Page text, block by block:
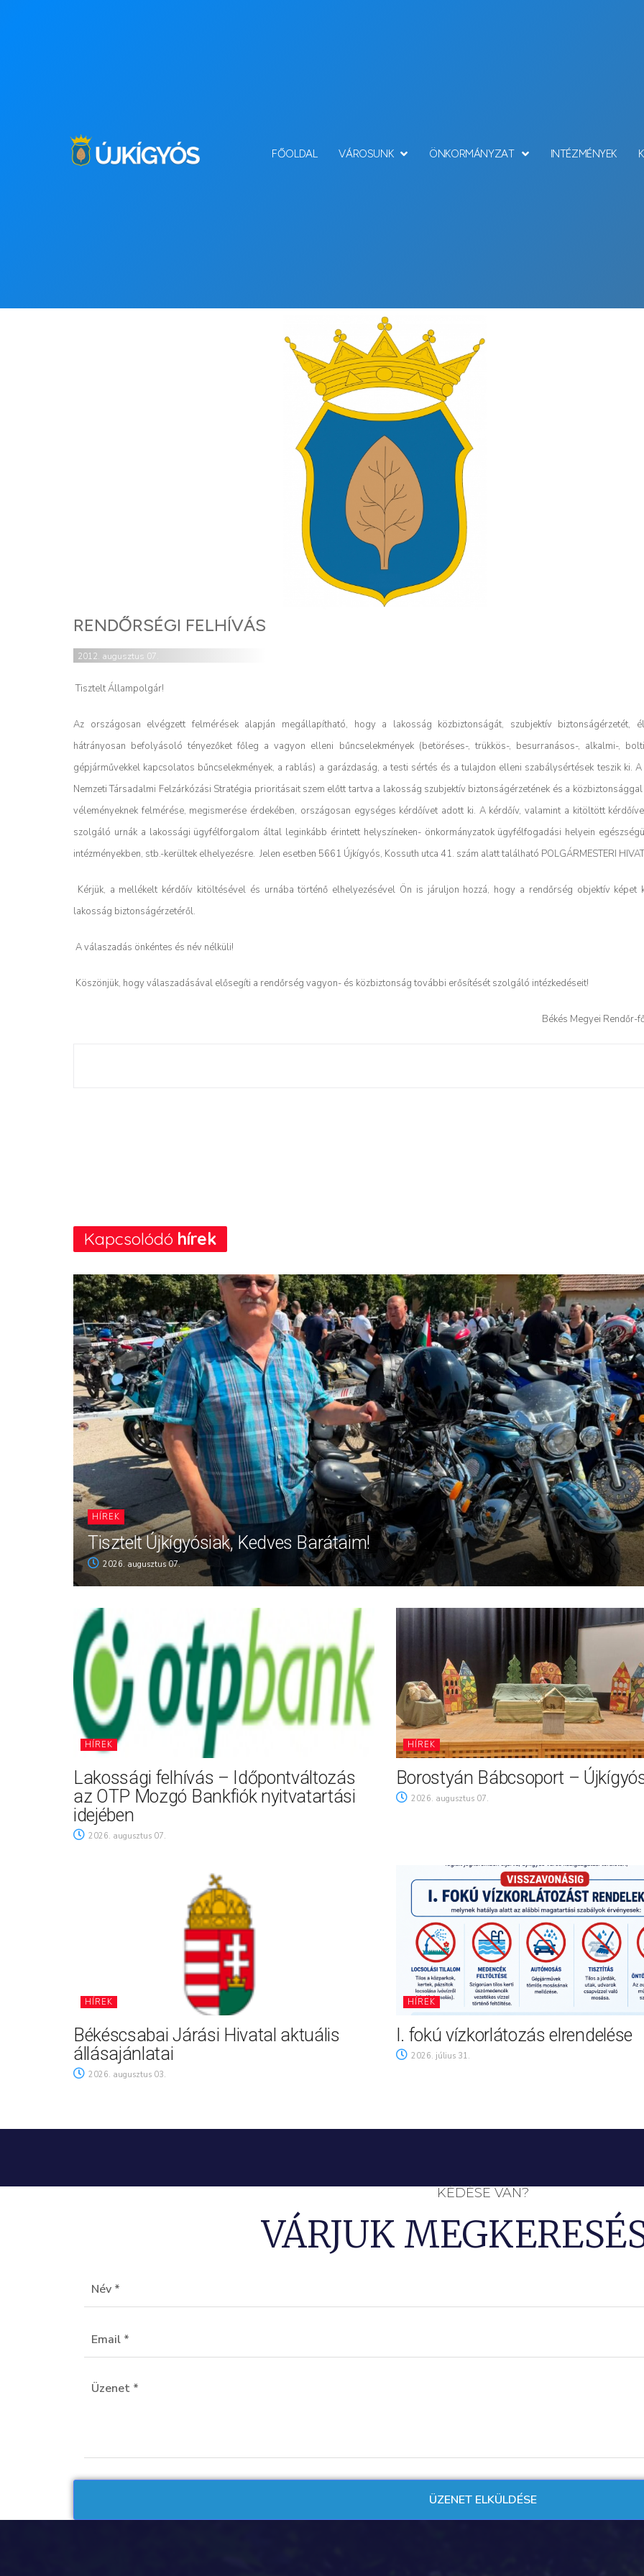
FŐOLDAL VÁROSUNK ÖNKORMÁNYZAT INTÉZMÉNYEK
RENDŐRSÉGI FELHÍVÁS
2012. augusztus 07.
Tisztelt Állampolgár!
Az országosan elvégzett felmérések alapján megállapítható, hogy a lakosság közbiztonságát, szubjektív biztonságérzetét,
hátrányosan befolyásoló tényezőket főleg a vagyon elleni bűncselekmények (betöréses-, trükkös-, besurranásos-, alkalmi-,
gépjárművekkel kapcsolatos bűncselekmények, a rablás) a garázdaság, a testi sértés és a tulajdon elleni szabálysértések teszik ki.
Nemzeti Társadalmi Felzárkózási Stratégia prioritásait szem előtt tartva a lakosság szubjektív biztonságérzetének és a
véleményeknek felmérése, megismerése érdekében, országosan egységes kérdőívet adott ki. A kérdőív, valamint a kitöltött
szolgáló urnák a lakossági ügyfélforgalom által leginkább érintett helyszíneken- önkormányzatok ügyfélfogadási helyein
intézményekben, stb.-kerültek elhelyezésre. Jelen esetben 5661 Újkígyós, Kossuth utca 41. szám alatt található POLGÁRMESTERI
Kérjük, a mellékelt kérdőív kitöltésével és urnába történő elhelyezésével Ön is járuljon hozzá, hogy a rendőrség objektív képet
lakosság biztonságérzetéről.
A válaszadás önkéntes és név nélküli!
Köszönjük, hogy válaszadásával elősegíti a rendőrség vagyon- és közbiztonság további erősítését szolgáló intézkedéseit!
Békés Megyei Rendőr-
Kapcsolódó hírek
HÍREK
Tisztelt Újkígyósiak, Kedves Barátaim!
2026. augusztus 07.
HÍREK
Lakossági felhívás – Időpontváltozás
az OTP Mozgó Bankfiók nyitvatartási
idejében
2026. augusztus 07.
HÍREK
Borostyán Bábcsoport –
2026. augusztus 07.
HÍREK
Békéscsabai Járási Hivatal aktuális
állásajánlatai
2026. augusztus 03.
HÍREK
I. fokú vízkorlátozás elrendelése
2026. július 31.
KÉDÉSE VAN?
VÁRJUK